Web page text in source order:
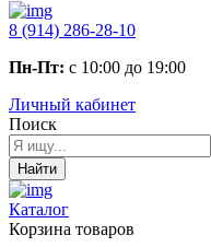
8 (914) 286-28-10
Пн-Пт: с 10:00 до 19:00
Личный кабинет
Поиск
Найти
Каталог
Корзина товаров